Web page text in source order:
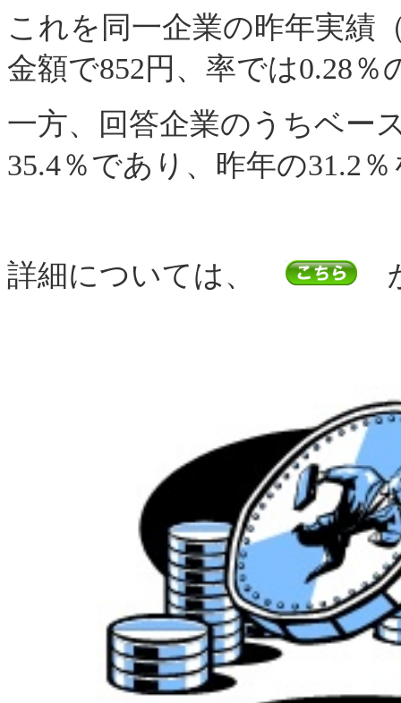
これを同一企業の昨年実績
金額で852円、率では0.28
一方、回答企業のうちベー
35.4％であり、昨年の31.2
詳細については、